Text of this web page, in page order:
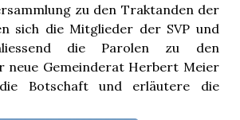
zu den Traktanden der
sich die Mitglieder der SVP und
die Parolen zu den
neue Gemeinderat Herbert Meier
Botschaft und erläutere die